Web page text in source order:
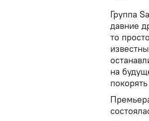
Группа
давние
то
на